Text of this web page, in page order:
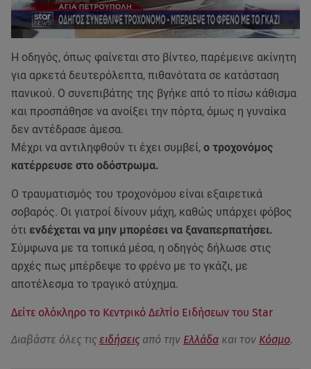
Η οδηγός, όπως φαίνεται στο βίντεο, παρέμεινε ακίνητη
για αρκετά δευτερόλεπτα, πιθανότατα σε κατάσταση
πανικού. Ο συνεπιβάτης της βγήκε από το πίσω κάθισμα
και προσπάθησε να ανοίξει την πόρτα, όμως η γυναίκα
δεν αντέδρασε άμεσα.
Μέχρι να αντιληφθούν τι έχει συμβεί, ο τροχονόμος
κατέρρευσε στο οδόστρωμα.
Ο τραυματισμός του τροχονόμου είναι εξαιρετικά
σοβαρός. Οι γιατροί δίνουν μάχη, καθώς υπάρχει φόβος
ότι ενδέχεται να μην μπορέσει να ξαναπερπατήσει.
Σύμφωνα με τα τοπικά μέσα, η οδηγός δήλωσε στις
αρχές πως μπέρδεψε το φρένο με το γκάζι, με
αποτέλεσμα το τραγικό ατύχημα.
Δείτε ολόκληρο το Κεντρικό Δελτίο Ειδήσεων του Star
Διαβάστε όλες τις ειδήσεις από την Ελλάδα και τον Κόσμο.